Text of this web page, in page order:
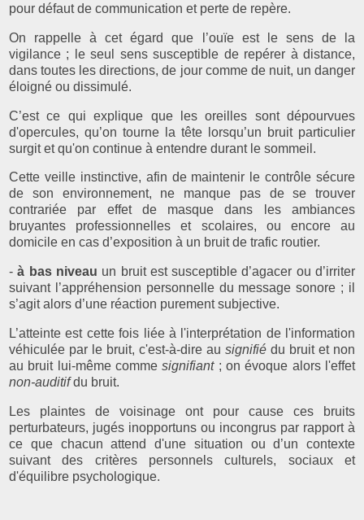
pour défaut de communication et perte de repère.
On rappelle à cet égard que l’ouïe est le sens de la
vigilance ; le seul sens susceptible de repérer à distance,
dans toutes les directions, de jour comme de nuit, un danger
éloigné ou dissimulé.
C’est ce qui explique que les oreilles sont dépourvues
d'opercules, qu’on tourne la tête lorsqu’un bruit particulier
surgit et qu'on continue à entendre durant le sommeil.
Cette veille instinctive, afin de maintenir le contrôle sécure
de son environnement, ne manque pas de se trouver
contrariée par effet de masque dans les ambiances
bruyantes professionnelles et scolaires, ou encore au
domicile en cas d’exposition à un bruit de trafic routier.
- à bas niveau un bruit est susceptible d’agacer ou d’irriter
suivant l’appréhension personnelle du message sonore ; il
s’agit alors d’une réaction purement subjective.
L’atteinte est cette fois liée à l'interprétation de l'information
véhiculée par le bruit, c'est-à-dire au signifié du bruit et non
au bruit lui-même commesignifiant ; on évoque alors l'effet
non-auditifdu bruit.
Les plaintes de voisinage ont pour cause ces bruits
perturbateurs, jugés inopportuns ou incongrus par rapport à
ce que chacun attend d'une situation ou d’un contexte
suivant des critères personnels culturels, sociaux et
d'équilibre psychologique.